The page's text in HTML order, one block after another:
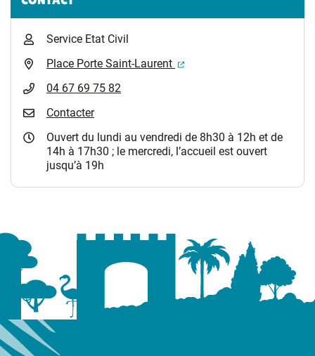
Service Etat Civil
Place Porte Saint-Laurent
(ouverture dans un
04 67 69 75 82
Contacter
Ouvert du lundi au vendredi de 8h30 à 12h et de
14h à 17h30 ; le mercredi, l’accueil est ouvert
jusqu’à 19h